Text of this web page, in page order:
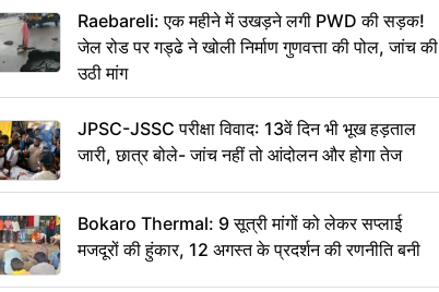
Raebareli: एक महीने में उखड़ने लगी PWD की सड़क!
जेल रोड पर गड्ढे ने खोली निर्माण गुणवत्ता की पोल, जांच की
उठी मांग
JPSC-JSSC परीक्षा विवाद: 13वें दिन भी भूख हड़ताल
जारी, छात्र बोले- जांच नहीं तो आंदोलन और होगा तेज
Bokaro Thermal: 9 सूत्री मांगों को लेकर सप्लाई
मजदूरों की हुंकार, 12 अगस्त के प्रदर्शन की रणनीति बनी